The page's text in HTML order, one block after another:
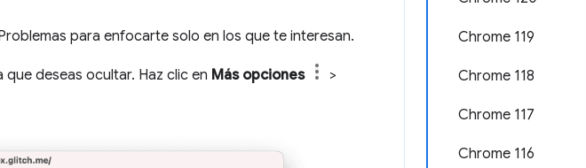
Chrome 119
Chrome 118
Chrome 117
Chrome 116
para enfocarte solo en los que te interesan.
deseas ocultar. Haz clic en Más opciones
>